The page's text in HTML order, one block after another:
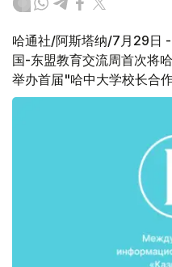
哈通社/阿斯塔纳/7月29日
国-东盟教育交流周首次将
举办首届"哈中大学校长合作